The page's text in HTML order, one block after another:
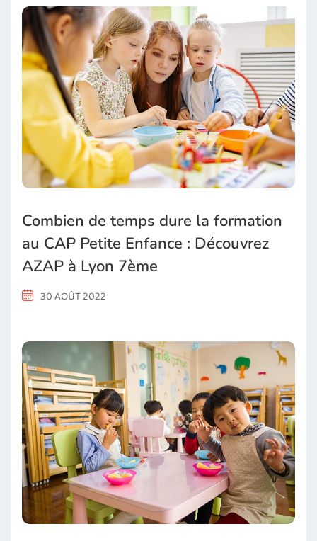
Combien de temps dure la formation
au CAP Petite Enfance : Découvrez
AZAP à Lyon 7ème
30 AOÛT 2022